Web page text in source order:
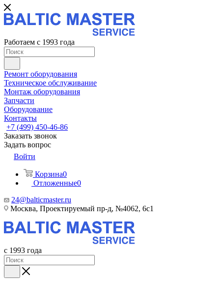
Работаем с 1993 года
Ремонт оборудования
Техническое обслуживание
Монтаж оборудования
Запчасти
Оборудование
Контакты
+7 (499) 450-46-86
Заказать звонок
Задать вопрос
Войти
Корзина0
Отложенные0
24@balticmaster.ru
Москва, Проектируемый пр-д, №4062, 6с1
с 1993 года